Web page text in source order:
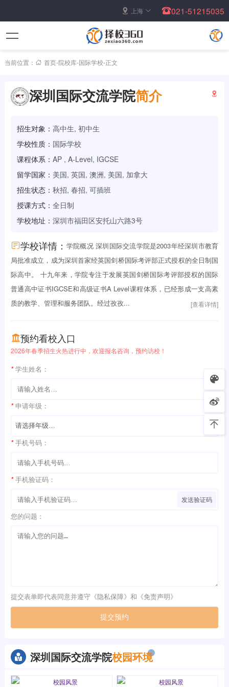
上海 021-51215035
当前位置： 首页-院校库-国际学校-正文
深圳国际交流学院简介
招生对象： 高中生, 初中生
学校性质： 国际学校
课程体系： AP , A-Level, IGCSE
留学国家： 美国, 英国, 澳洲, 美国, 加拿大
招生状态： 秋招, 春招, 可插班
授课方式： 全日制
学校地址： 深圳市福田区安托山六路3号
学校详情： 学院概况 深圳国际交流学院是2003年经深圳市教育
局批准成立，成为深圳首家经英国剑桥国际考评部正式授权的全日制国
际高中。 十九年来，学院专注于发展英国剑桥国际考评部授权的国际
普通高中证书IGCSE和高级证书A Level课程体系，已经形成一支高素
质的教学、管理和服务团队。经过孜孜...
[查看详情]
预约看校入口
2026年春季招生火热进行中，欢迎报名咨询，预约访校！
* 学生姓名：
* 申请年级：
* 手机号码：
* 手机验证码：
发送验证码
您的问题：
提交表单即代表同意并遵守《隐私保障》和《免责声明》
提交预约
深圳国际交流学院校园环境